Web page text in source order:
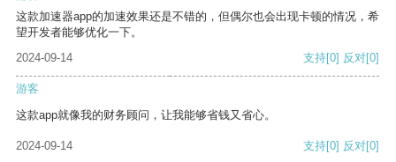
这款加速器app的加速效果还是不错的，但偶尔也会出现卡顿的情况，希
望开发者能够优化一下。
2024-09-14
支持[0] 反对[0]
游客
这款app就像我的财务顾问，让我能够省钱又省心。
2024-09-14 支持[0] 反对[0]